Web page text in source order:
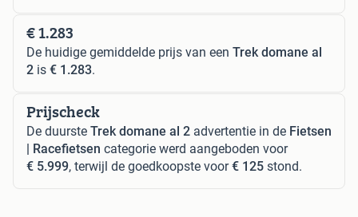
€ 1.283
De huidige gemiddelde prijs van een Trek domane al
2 is € 1.283.
Prijscheck
De duurste Trek domane al 2 advertentie in de Fietsen
| Racefietsen categorie werd aangeboden voor
€ 5.999, terwijl de goedkoopste voor€ 125 stond.